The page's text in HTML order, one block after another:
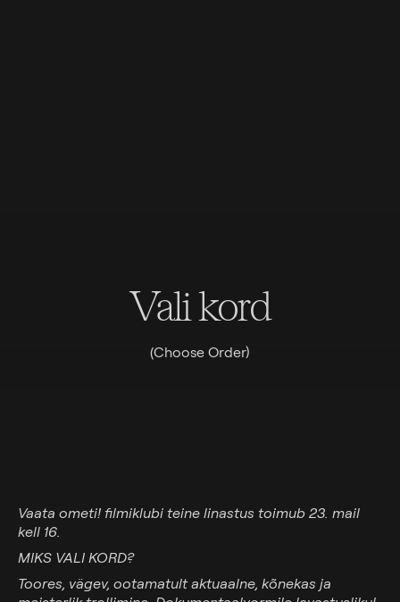
Vali kord
(Choose Order)
Vaata ometi! filmiklubi teine linastus toimub 23. mail
kell 16.
MIKS VALI KORD?
Toores, vägev, ootamatult aktuaalne, kõnekas ja